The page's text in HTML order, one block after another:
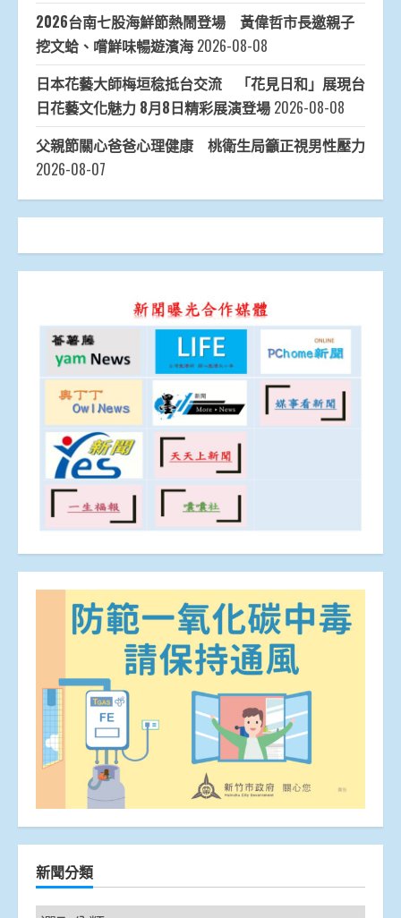
2026台南七股海鮮節熱鬧登場 黃偉哲市長邀親子
挖文蛤、嚐鮮味暢遊濱海 2026-08-08
日本花藝大師梅垣稔抵台交流 「花見日和」展現台
日花藝文化魅力 8月8日精彩展演登場 2026-08-08
父親節關心爸爸心理健康 桃衛生局籲正視男性壓力
2026-08-07
新聞分類